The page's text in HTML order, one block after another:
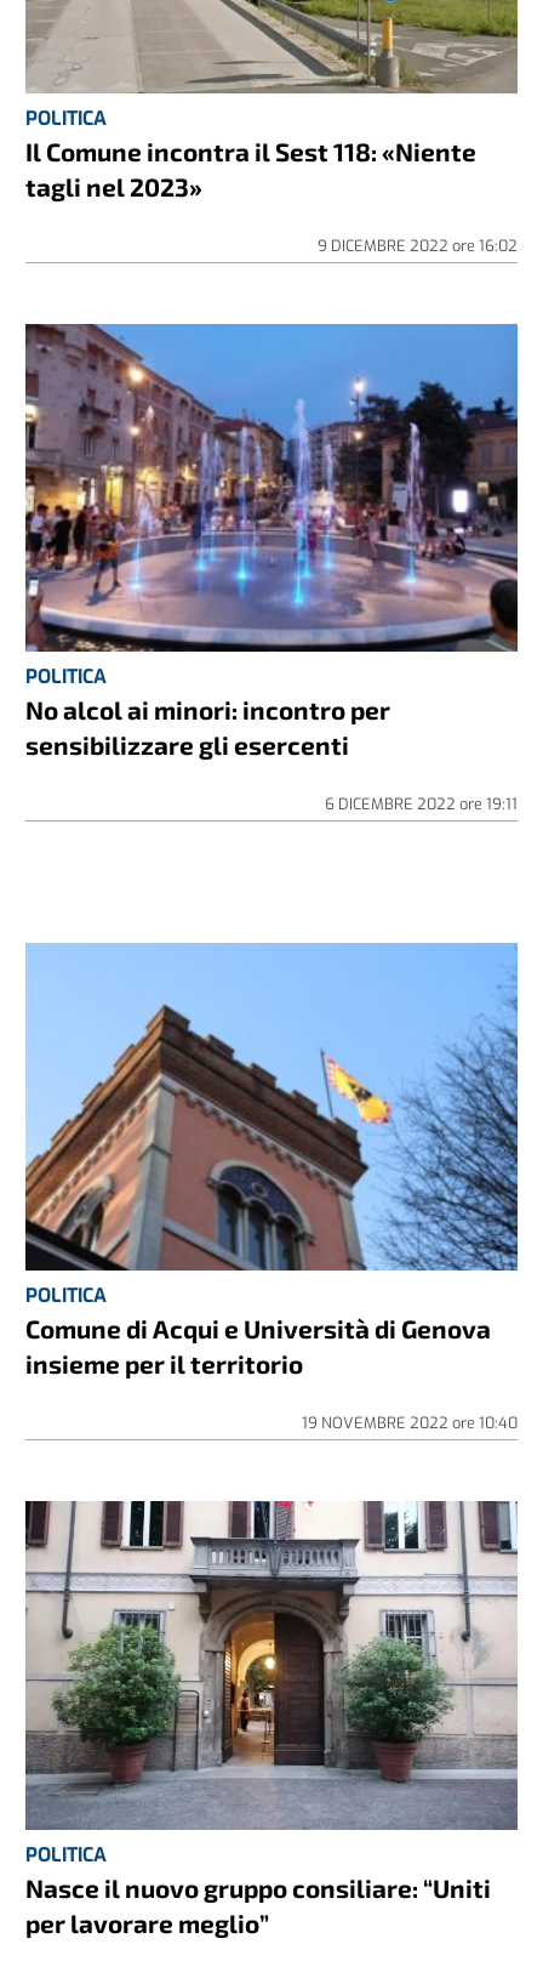
POLITICA
Il Comune incontra il Sest 118: «Niente
tagli nel 2023»
9 DICEMBRE 2022 ore 16:02
POLITICA
No alcol ai minori: incontro per
sensibilizzare gli esercenti
6 DICEMBRE 2022 ore 19:11
POLITICA
Comune di Acqui e Università di Genova
insieme per il territorio
19 NOVEMBRE 2022 ore 10:40
POLITICA
Nasce il nuovo gruppo consiliare: “Uniti
per lavorare meglio”